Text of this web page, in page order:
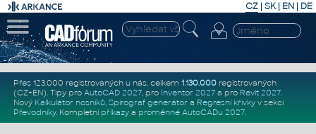
CZ | SK| EN | DE
Přes 123.000 registrovaných u nás, celkem 1.130.000registrovaných
(CZ+EN). Tipy pro AutoCAD 2027, pro Inventor 2027a pro Revit 2027.
Nový Kalkulátor nosníků, Spirograf generátor a Regresní křivkyv sekci
Převodníky. Kompletní příkazya proměnné AutoCADu 2027.